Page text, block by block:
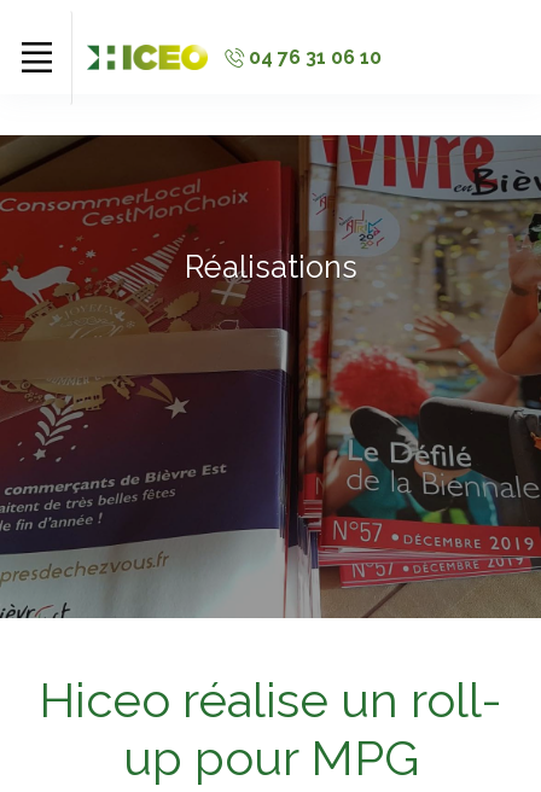
04 76 31 06 10
Réalisations
Hiceo réalise un roll-
up pour MPG